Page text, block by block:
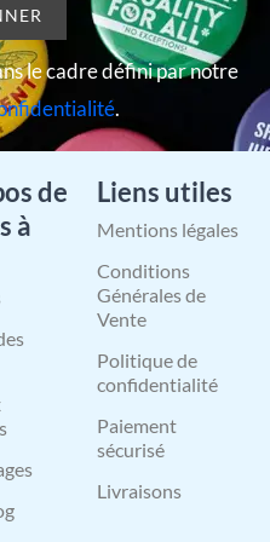
le cadre défini par notre
.
de
à
Liens utiles
Mentions légales
Conditions
Générales de
Vente
Politique de
confidentialité
Paiement
sécurisé
Livraisons